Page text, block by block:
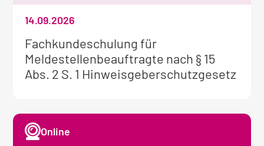
Weitere
Informationen
zum
Fachkundeschulung für
Meldestellenbeauftragte nach § 15
Abs. 2 S. 1 Hinweisgeberschutzgesetz
14.09.2026
Online